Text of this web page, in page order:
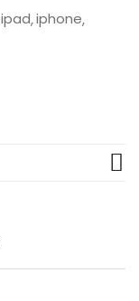
ipad iphone